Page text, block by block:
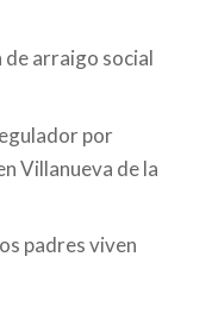
arraigo social
por
Villanueva de la
padres viven